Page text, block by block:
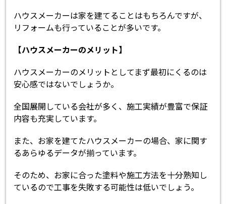
ハウスメーカーは家を建てることはもちろんですが、
リフォームも行っていることが多いです。
【ハウスメーカーのメリット】
ハウスメーカーのメリットとしてまず最初にくるのは
安心感ではないでしょうか。
全国展開している会社が多く、施工実績が豊富で保証
内容も充実しています。
また、お家を建てたハウスメーカーの場合、家に関す
るあらゆるデータが揃っています。
そのため、お家に合った塗料や施工方法を十分熟知し
ているので工事を失敗する可能性は低いでしょう。